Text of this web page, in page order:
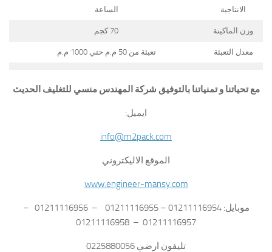
الانتاجية
الساعة
وزن الماكينة 70 كجم
معدل التعبئة تعبئة من 50 م.م حتي 1000 م.م
مع تحياتنا و تمنياتنا بالتوفيق شركة المهندس منسي للتغليف الحديث
ايميل:
info@m2pack.com
الموقع الاليكتروني
www.engineer-mansy.com
موبايل: 01211116954 – 01211116955 – 01211116956 –
01211116957 – 01211116958
تليفون ارضي 0225880056